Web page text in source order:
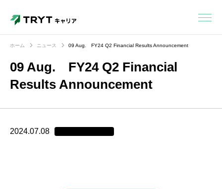
ホーム ニュース 09 Aug. FY24 Q2 Financial Results Announcement
09 Aug. FY24 Q2 Financial
Results Announcement
2024.07.08